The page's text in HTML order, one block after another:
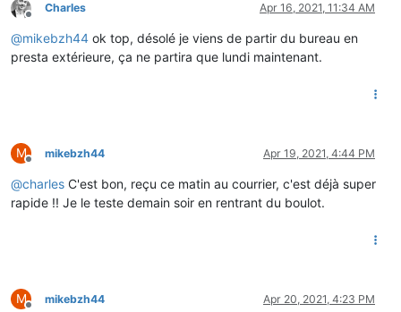
Offline
Charles Apr 16, 2021, 11:34 AM
@mikebzh44 ok top, désolé je viens de partir du bureau en
presta extérieure, ça ne partira que lundi maintenant.
M
Offline
mikebzh44 Apr 19, 2021, 4:44 PM
@charles C'est bon, reçu ce matin au courrier, c'est déjà super
rapide !! Je le teste demain soir en rentrant du boulot.
M mikebzh44 Apr 20, 2021, 4:23 PM